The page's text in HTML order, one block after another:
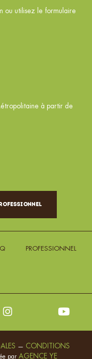
ou utilisez le formulaire
à partir de
PROFESSIONNEL
— CONDITIONS
par AGENCE YE